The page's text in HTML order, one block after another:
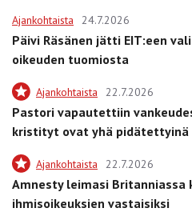
Ajankohtaista 24.7.2026
Päivi Räsänen jätti EIT:een
oikeuden tuomiosta
Ajankohtaista 22.7.2026
Pastori vapautettiin
kristityt ovat yhä pidätettyinä
Ajankohtaista 22.7.2026
Amnesty leimasi
ihmisoikeuksien vastaisiksi